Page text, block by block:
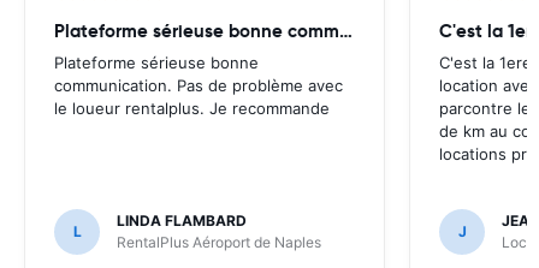
Plateforme sérieuse bonne communication. Pas
Plateforme sérieuse bonne
communication. Pas de problème avec
le loueur rentalplus. Je recommande
L
LINDA FLAMBARD
RentalPlus Aéroport de Naples
C'est la
C'est la
location
parcontre le
de km au
locations
J